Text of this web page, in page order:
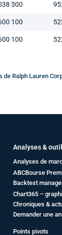
300
100
100
de Ralph Lauren
Analyses &
Analyses de
ABCBourse
Backtest
Chart365 –
Chroniques &
Demander une
Points pivots